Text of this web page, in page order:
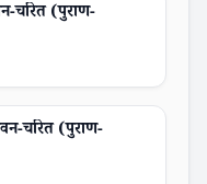
चरित (पुराण-
चरित (पुराण-